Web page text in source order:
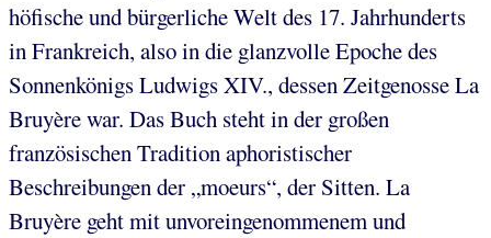
höfische und bürgerliche Welt des 17. Jahrhunderts
in Frankreich, also in die glanzvolle Epoche des
Sonnenkönigs Ludwigs XIV., dessen Zeitgenosse La
Bruyère war. Das Buch steht in der großen
französischen Tradition aphoristischer
Beschreibungen der „moeurs“, der Sitten. La
Bruyère geht mit unvoreingenommenem und